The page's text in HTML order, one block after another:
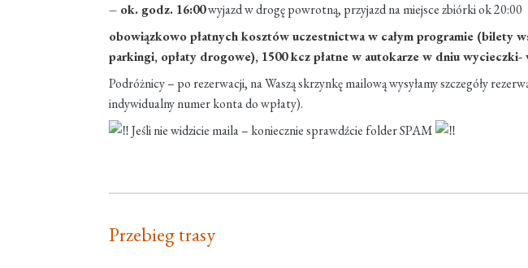
– ok. godz. 16:00wyjazd w drogę powrotną, przyjazd na miejsce zbiórki ok 20:00
obowiązkowo płatnych kosztów uczestnictwa w całym programie (bilety
parkingi, opłaty drogowe), 1500 kcz płatne w autokarze w dniu
Podróżnicy – po rezerwacji, na Waszą skrzynkę mailową wysyłamy szczegóły
indywidualny numer konta do wpłaty).
Jeśli nie widzicie maila – koniecznie sprawdźcie folder SPAM
Przebieg trasy